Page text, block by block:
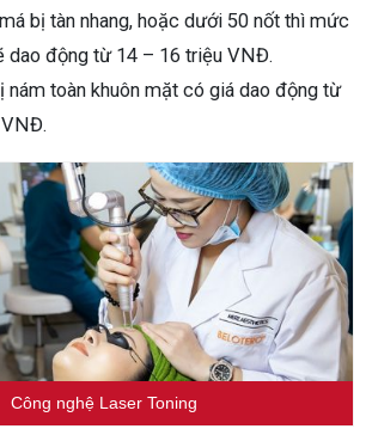
bị tàn nhang, hoặc dưới 50 nốt thì mức
dao động từ 14 – 16 triệu VNĐ.
nám toàn khuôn mặt có giá dao động từ
Công nghệ Laser Toning